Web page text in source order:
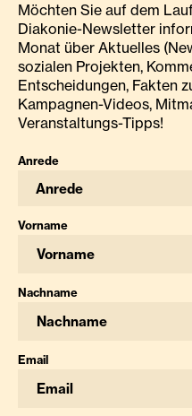
Möchten Sie auf dem
Diakonie-Newsletter
Monat über Aktuelles
sozialen Projekten,
Entscheidungen, Fakten
Kampagnen-Videos,
Veranstaltungs-Tipps!
Anrede
Anrede
Vorname
Nachname
Email